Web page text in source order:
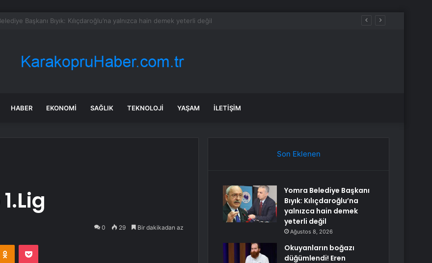
boğazı düğümlendi! Eren Kaşıkçı’nın ardından yapılan o yorum gündem oldu
HABER EKONOMI SAĞLIK TEKNOLOJI YAŞAM İLETIŞIM
0 29 Bir dakikadan az
Odnoklassniki
Pocket
Son Eklenen
Yomra Belediye Başkanı
Bıyık: Kılıçdaroğlu’na
yalnızca hain demek
yeterli değil
Ağustos 8, 2026
Okuyanların boğazı
düğümlendi! Eren